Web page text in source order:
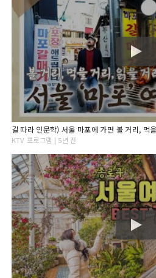
KTV 프로그램 | 5년 전